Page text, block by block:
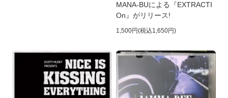
MANA-BUによる『EXTRACTI
On』がリリース!
1,500円(税込1,650円)